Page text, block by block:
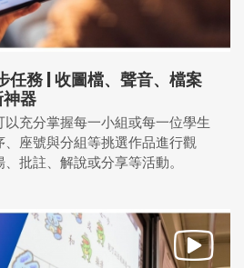
任務 | 收圖檔、聲音、檔案
器
充分掌握每一小組或每一位學生
座號與分組等挑選作品進行觀
批註、解說或分享等活動。